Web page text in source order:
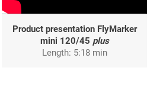
Product presentation FlyMarker
mini 120/45 plus
Length: 5:18 min